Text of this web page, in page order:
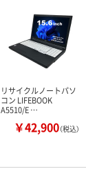
リサイクルノートパソ
コン LIFEBOOK
A5510/E …
￥42,900（税込）